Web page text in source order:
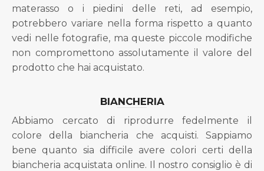
materasso o i piedini delle reti, ad esempio,
potrebbero variare nella forma rispetto a quanto
vedi nelle fotografie, ma queste piccole modifiche
non compromettono assolutamente il valore del
prodotto che hai acquistato.
BIANCHERIA
Abbiamo cercato di riprodurre fedelmente il
colore della biancheria che acquisti. Sappiamo
bene quanto sia difficile avere colori certi della
biancheria acquistata online. Il nostro consiglio è di